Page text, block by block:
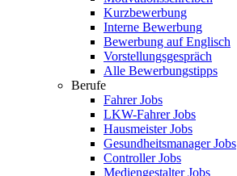
Kurzbewerbung
Interne Bewerbung
Bewerbung auf Englisch
Vorstellungsgespräch
Alle Bewerbungstipps
Berufe
Fahrer Jobs
LKW-Fahrer Jobs
Hausmeister Jobs
Gesundheitsmanager Jobs
Controller Jobs
Mediengestalter Jobs